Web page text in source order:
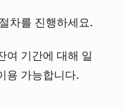
차를 진행하세요.
여 기간에 대해 일
용 가능합니다.